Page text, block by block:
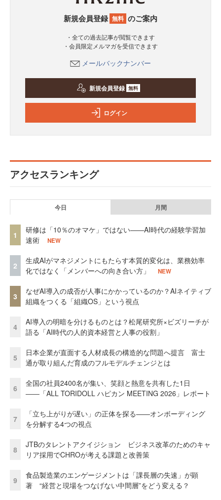
新規会員登録 無料 のご案内
・全ての過去記事が閲覧できます
・会員限定メルマガを受信できます
メールバックナンバー
新規会員登録 無料
ログイン
アクセスランキング
今日 月間
1
研修は「10％のオマケ」ではない——AI時代の経験学習加
速術
NEW
2
生成AIがマネジメントにもたらす本質的変化は、業務効率
化ではなく「メンバーへの向き合い方」
NEW
3
なぜAI導入の成否が人事にかかっているのか？AIネイティブ
組織をつくる「組織OS」という視点
4
AI導入の明暗を分けるものとは？松尾研究所×ビズリーチが
語る「AI時代の人的資本経営と人事の役割」
5
日本企業が直面する人材成長の構造的な問題へ提言 富士
通が取り組んだ育成のフルモデルチェンジとは
6
全国の社員2400名が集い、笑顔と熱意を共有した1日
――「ALL TORIDOLL ハピカン MEETING 2026」レポート
7
「立ち上がりが遅い」の正体を探る——オンボーディング
を分解する4つの視点
8
JTBのタレントアクイジション ビジネス改革のためのキャ
リア採用でCHROが考える課題と改善策
9
食品製造業のエンゲージメントは「課長層の失速」が顕
著 “経営と現場をつなげない中間層”をどう変える？